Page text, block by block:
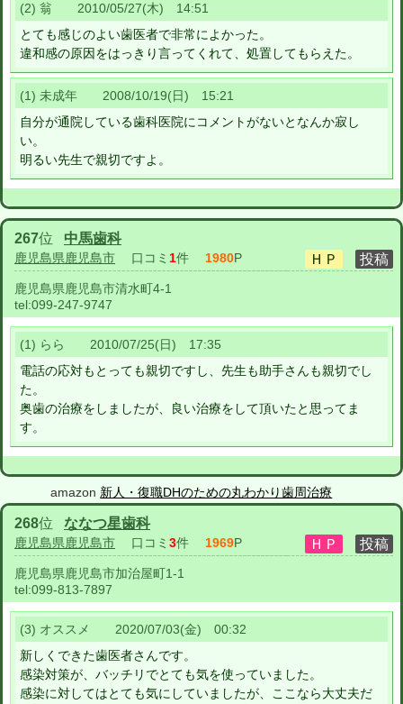
(2) 翁 2010/05/27(木) 14:51
とても感じのよい歯医者で非常によかった。
違和感の原因をはっきり言ってくれて、処置してもらえた。
(1) 未成年 2008/10/19(日) 15:21
自分が通院している歯科医院にコメントがないとなんか寂し
い。
明るい先生で親切ですよ。
267位 中馬歯科
鹿児島県鹿児島市 口コミ 1件 1980P
鹿児島県鹿児島市清水町4-1
tel:099-247-9747
(1) らら 2010/07/25(日) 17:35
電話の応対もとっても親切ですし、先生も助手さんも親切でし
た。
奥歯の治療をしましたが、良い治療をして頂いたと思ってま
す。
amazon 新人・復職DHのための丸わかり歯周治療
268位 ななつ星歯科
鹿児島県鹿児島市 口コミ 3件 1969P
鹿児島県鹿児島市加治屋町1-1
tel:099-813-7897
(3) オススメ 2020/07/03(金) 00:32
新しくできた歯医者さんです。
感染対策が、バッチリでとても気を使っていました。
感染に対してはとても気にしていましたが、ここなら大丈夫だ